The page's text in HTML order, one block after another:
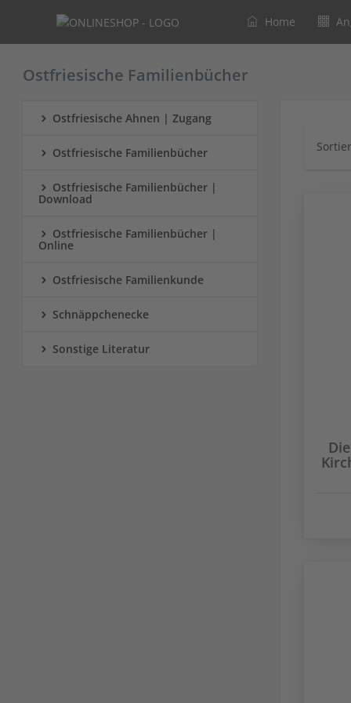
Home
Ostfriesische Familienbücher
Ostfriesische Ahnen | Zugang
Ostfriesische Familienbücher
Ostfriesische Familienbücher |
Download
Ostfriesische Familienbücher |
Online
Ostfriesische Familienkunde
Schnäppchenecke
Sonstige Literatur